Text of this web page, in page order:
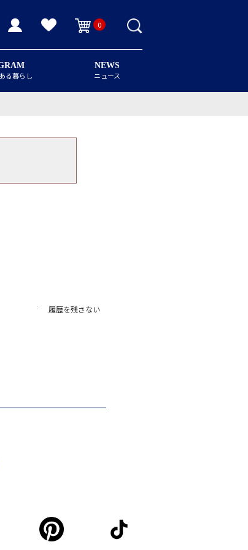
0
る暮らし
NEWS
ニュース
履歴を残さない